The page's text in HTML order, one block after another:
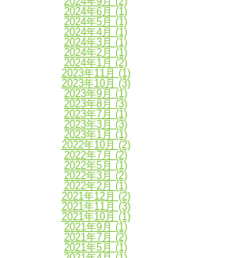
2024年6月 (1)
2024年5月 (1)
2024年4月 (1)
2024年3月 (1)
2024年2月 (1)
2024年1月 (2)
2023年11月 (1)
2023年10月 (3)
2023年9月 (1)
2023年8月 (3)
2023年7月 (1)
2023年3月 (3)
2023年1月 (1)
2022年10月 (2)
2022年7月 (2)
2022年5月 (1)
2022年3月 (2)
2022年2月 (1)
2021年12月 (2)
2021年11月 (3)
2021年10月 (1)
2021年9月 (1)
2021年7月 (2)
2021年5月 (1)